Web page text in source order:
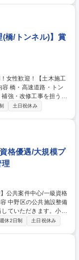
工程管理・安全管理・
メント ★若手社員の育
注。5～20億円規模/1
り現場の人員カバーや
橋/トンネル)】賞
強・改修工事を担う施
細】施工
さな案件が多いため、
取り組むことが可能で
の安全を守る醍醐味を
土日祝休み
格優遇/大規模プ
理
ていただきます。小中
して品質・工程・安全
会社との調整・安全管
休2日制 土日祝休み